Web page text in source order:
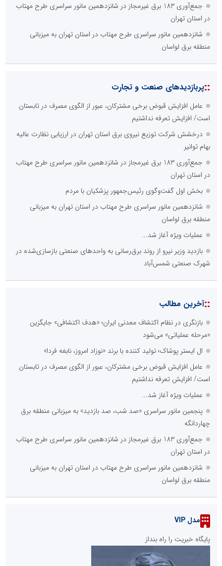
جمع‌آوری 183 برق غیرمجاز در شانزدهمین مانور سراسری طرح مهتاب
در استان تهران
شانزدهمین مانور سراسری طرح مهتاب در استان تهران به میزبانی
منطقه برق لواسان
::پربازدیدهای صنعت و تجارت
عامل افزایش قبوض برخی مشترکان، عبور از الگوی مصرف در تابستان
است/ افزایش تعرفه نداشتیم
درخشش شرکت توزیع نیروی برق استان تهران در ارزیابی نظارت عالیه
بهام توانیر
جمع‌آوری 183 برق غیرمجاز در شانزدهمین مانور سراسری طرح مهتاب
در استان تهران
بخش اول گفت‌وگوی رئیس‌جمهور پزشکیان با مردم
شانزدهمین مانور سراسری طرح مهتاب در استان تهران به میزبانی
منطقه برق لواسان
عملیات ویژه آغاز شد...
بازدید وزیر نیرو از روند برق‌رسانی به واحدهای صنعتی بازسازی‌شده در
شهرک صنعتی شمس‌آباد
::آخرین مطالب
بازنگری در نظام اکتشاف معدنی ایران؛ «هدف اکتشافی» جایگزین
«مرحله عملیاتی» می‌شود
ال ایستر پوشاک؛ تولید کننده با برند «نوزاد امروز، نابغه فردا»
عامل افزایش قبوض برخی مشترکان، عبور از الگوی مصرف در تابستان
است/ افزایش تعرفه نداشتیم
عملیات ویژه آغاز شد...
پنجمین مانور سراسری «صد شب، صد بازدید» به میزبانی منطقه برق
چهاردانگه
جمع‌آوری 183 برق غیرمجاز در شانزدهمین مانور سراسری طرح مهتاب
در استان تهران
شانزدهمین مانور سراسری طرح مهتاب در استان تهران به میزبانی
منطقه برق لواسان
مدل VIP
پایگاه خبریت را راه بنداز